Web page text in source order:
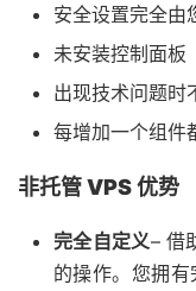
安全设置完全由
未安装控制面板
出现技术问题时
每增加一个组件
非托管 VPS 优势
完全自定义– 借
的操作。您拥